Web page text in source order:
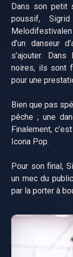
Dans son petit
poussif,
d’un danseur
s’ajouter.
noires, ils sont
pour une
Bien que pas
pêche ; une
Finalement,
Icona Pop.
Pour son final,
un mec du
par la porter à